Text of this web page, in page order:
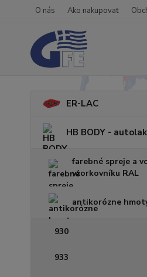
O nás Ako nakupovať
ER-LAC
HB BODY -
farebné spreje a
vzorkovníku RAL
antikorózne
930
933